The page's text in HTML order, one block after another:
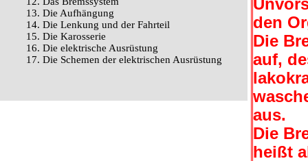
13. Die Aufhängung
14. Die Lenkung und der Fahrteil
15. Die Karosserie
16. Die elektrische Ausrüstung
17. Die Schemen der elektrischen Ausrüstung
den
Die
auf,
aus.
Die
heißt